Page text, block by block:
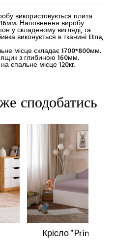
використовується плита
Наповнення виробу
у складеному вигляді, та
виконується в тканині Etna,
місце складає 1700*800мм.
з глибиною 160мм.
спальне місце 120кг.
сподобатись
Крісло "Princess"